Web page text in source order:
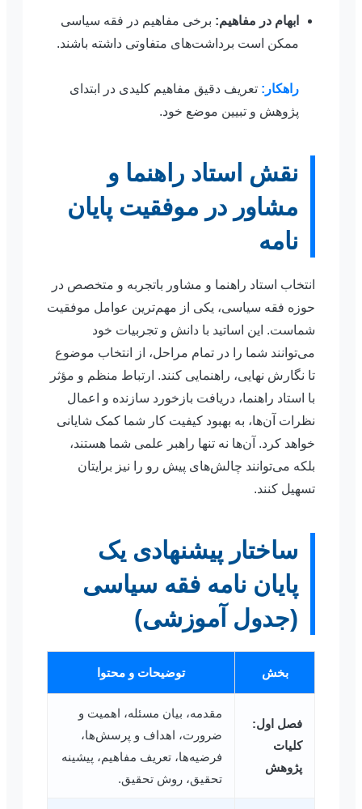
ابهام در مفاهیم: برخی مفاهیم در فقه سیاسی
ممکن است برداشت‌های متفاوتی داشته باشند.
راهکار: تعریف دقیق مفاهیم کلیدی در ابتدای
پژوهش و تبیین موضع خود.
نقش استاد راهنما و
مشاور در موفقیت پایان
نامه
انتخاب استاد راهنما و مشاور باتجربه و متخصص در
حوزه فقه سیاسی، یکی از مهم‌ترین عوامل موفقیت
شماست. این اساتید با دانش و تجربیات خود
می‌توانند شما را در تمام مراحل، از انتخاب موضوع
تا نگارش نهایی، راهنمایی کنند. ارتباط منظم و مؤثر
با استاد راهنما، دریافت بازخورد سازنده و اعمال
نظرات آن‌ها، به بهبود کیفیت کار شما کمک شایانی
خواهد کرد. آن‌ها نه تنها راهبر علمی شما هستند،
بلکه می‌توانند چالش‌های پیش رو را نیز برایتان
تسهیل کنند.
ساختار پیشنهادی یک
پایان نامه فقه سیاسی
(جدول آموزشی)
بخش توضیحات و محتوا
فصل اول:
کلیات
پژوهش
مقدمه، بیان مسئله، اهمیت و
ضرورت، اهداف و پرسش‌ها،
فرضیه‌ها، تعریف مفاهیم، پیشینه
تحقیق، روش تحقیق.